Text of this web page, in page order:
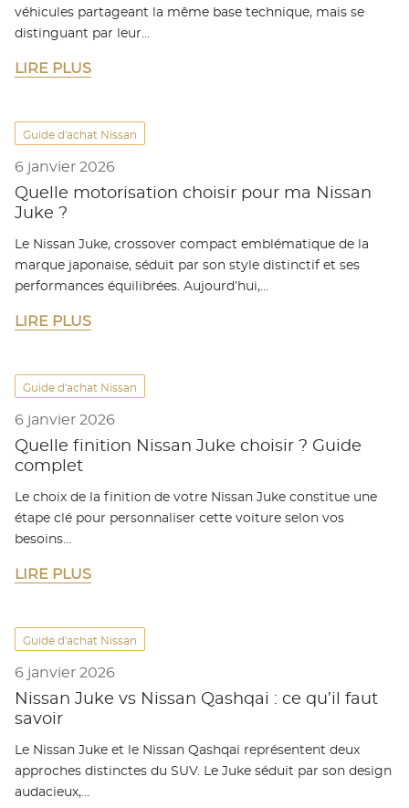
véhicules partageant la même base technique, mais se
distinguant par leur…
LIRE PLUS
Guide d'achat Nissan
6 janvier 2026
Quelle motorisation choisir pour ma Nissan
Juke ?
Le Nissan Juke, crossover compact emblématique de la
marque japonaise, séduit par son style distinctif et ses
performances équilibrées. Aujourd’hui,…
LIRE PLUS
Guide d'achat Nissan
6 janvier 2026
Quelle finition Nissan Juke choisir ? Guide
complet
Le choix de la finition de votre Nissan Juke constitue une
étape clé pour personnaliser cette voiture selon vos
besoins…
LIRE PLUS
Guide d'achat Nissan
6 janvier 2026
Nissan Juke vs Nissan Qashqai : ce qu’il faut
savoir
Le Nissan Juke et le Nissan Qashqai représentent deux
approches distinctes du SUV. Le Juke séduit par son design
audacieux,…